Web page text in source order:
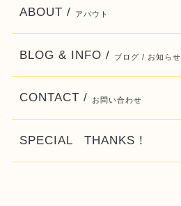
ABOUT / アバウト
BLOG & INFO / ブログ / お知らせ
CONTACT / お問い合わせ
SPECIAL THANKS！